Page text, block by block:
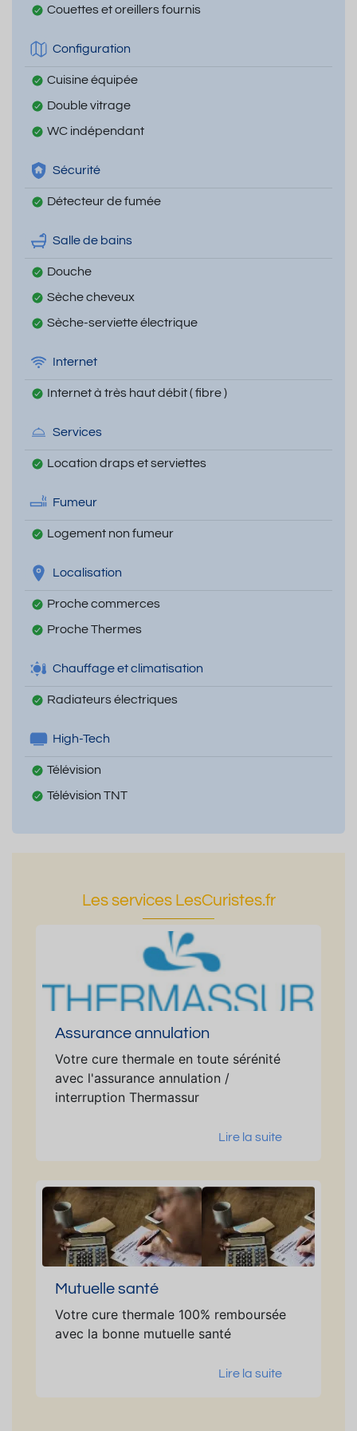
Couettes et oreillers fournis
Configuration
Cuisine équipée
Double vitrage
WC indépendant
Sécurité
Détecteur de fumée
Salle de bains
Douche
Sèche cheveux
Sèche-serviette électrique
Internet
Internet à très haut débit ( fibre )
Services
Location draps et serviettes
Fumeur
Logement non fumeur
Localisation
Proche commerces
Proche Thermes
Chauffage et climatisation
Radiateurs électriques
High-Tech
Télévision
Télévision TNT
Les services LesCuristes.fr
Assurance annulation
Votre cure thermale en toute sérénité
avec l'assurance annulation /
interruption Thermassur
Lire la suite
Mutuelle santé
Votre cure thermale 100% remboursée
avec la bonne mutuelle santé
Lire la suite